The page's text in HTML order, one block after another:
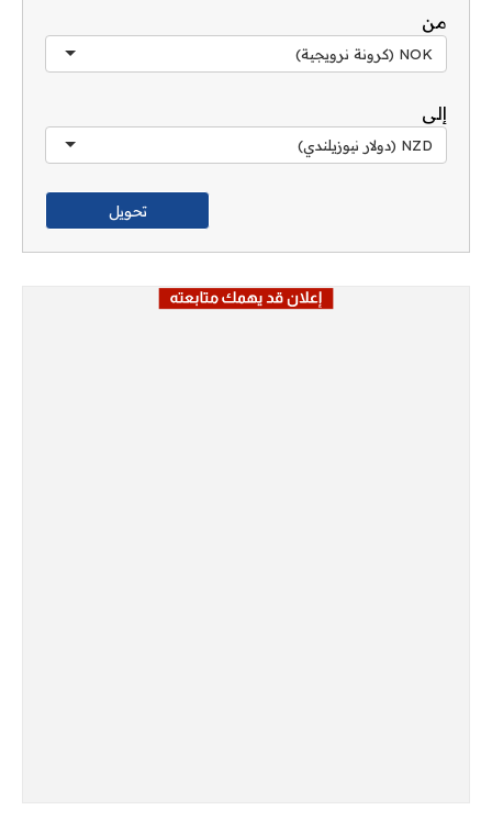
من
NOK (كرونة نرويجية)
إلى
NZD (دولار نيوزيلندي)